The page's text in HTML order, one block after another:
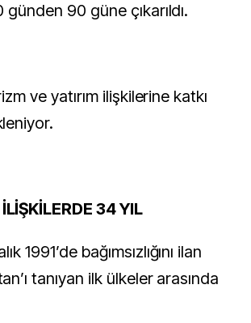
günden 90 güne çıkarıldı.
ve yatırım ilişkilerine katkı
34 YIL
1991’de bağımsızlığını ilan
tanıyan ilk ülkeler arasında